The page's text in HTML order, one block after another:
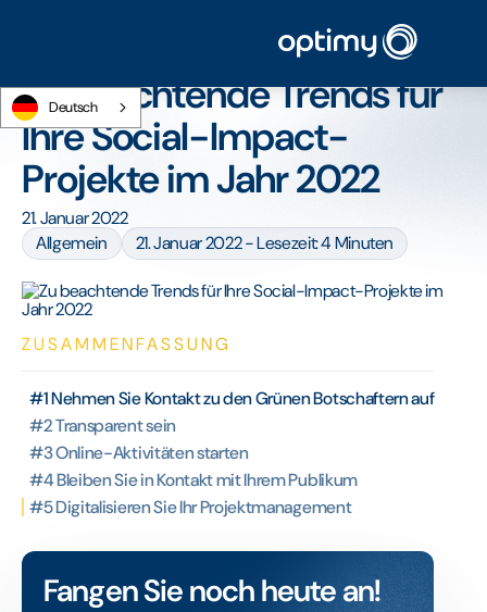
Deutsch
Zu beachtende Trends für Ihre Social-Impact-Projekte im Jahr
Zu beachtende Trends für
Ihre Social-Impact-
Projekte im Jahr 2022
21. Januar 2022
Allgemein
21. Januar 2022 - Lesezeit: 4 Minuten
ZUSAMMENFASSUNG
#1 Nehmen Sie Kontakt zu den Grünen Botschaftern auf
#2 Transparent sein
#3 Online-Aktivitäten starten
#4 Bleiben Sie in Kontakt mit Ihrem Publikum
#5 Digitalisieren Sie Ihr Projektmanagement
Fangen Sie noch heute an!